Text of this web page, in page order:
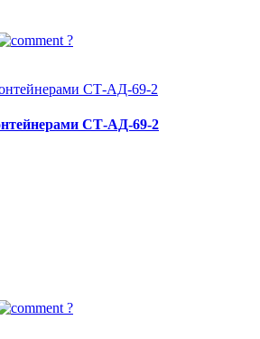
?
СТ-АД-69-2
?